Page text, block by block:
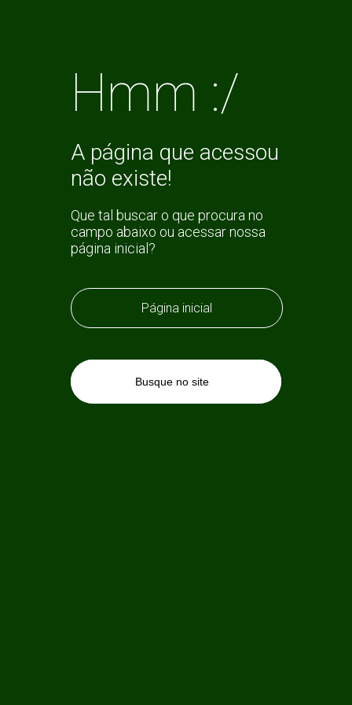
Hmm :/
A página que acessou
não existe!
Que tal buscar o que procura no
campo abaixo ou acessar nossa
página inicial?
Página inicial